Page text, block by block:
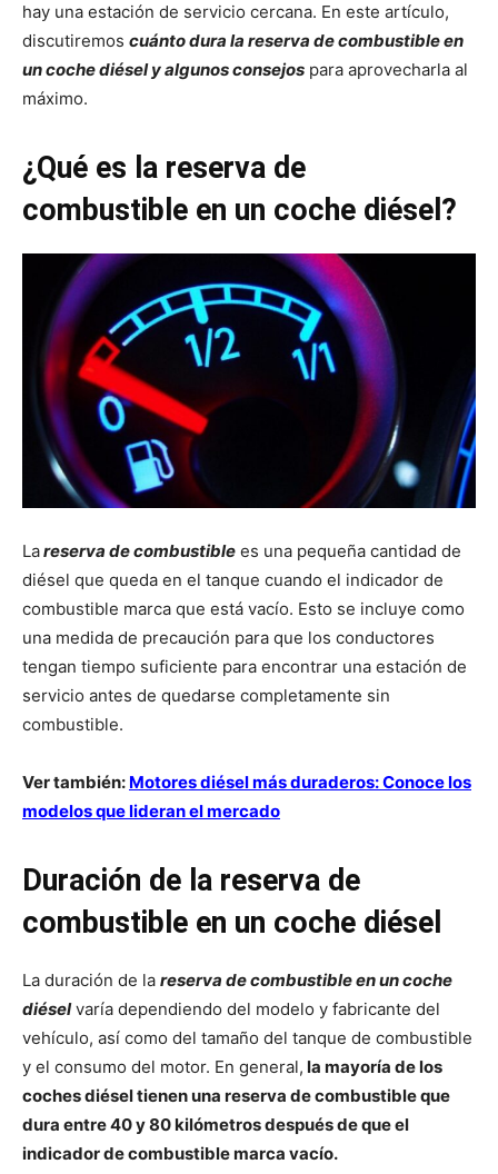
hay una estación de servicio cercana. En este artículo,
discutiremos cuánto dura la reserva de combustible en
un coche diésel y algunos consejos para aprovecharla al
máximo.
¿Qué es la reserva de
combustible en un coche diésel?
Lareserva de combustible es una pequeña cantidad de
diésel que queda en el tanque cuando el indicador de
combustible marca que está vacío. Esto se incluye como
una medida de precaución para que los conductores
tengan tiempo suficiente para encontrar una estación de
servicio antes de quedarse completamente sin
combustible.
Ver también: Motores diésel más duraderos: Conoce los
modelos que lideran el mercado
Duración de la reserva de
combustible en un coche diésel
La duración de la reserva de combustible en un coche
diéselvaría dependiendo del modelo y fabricante del
vehículo, así como del tamaño del tanque de combustible
y el consumo del motor. En general, la mayoría de los
coches diésel tienen una reserva de combustible que
dura entre 40 y 80 kilómetros después de que el
indicador de combustible marca vacío.